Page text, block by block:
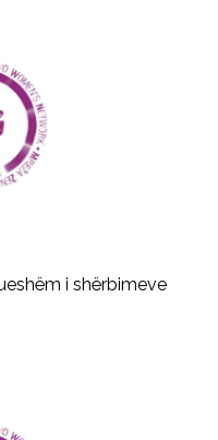
i shërbimeve